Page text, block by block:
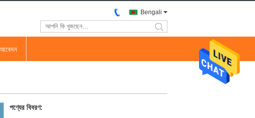
Bengali
search
পণ্যের বিবরণ: